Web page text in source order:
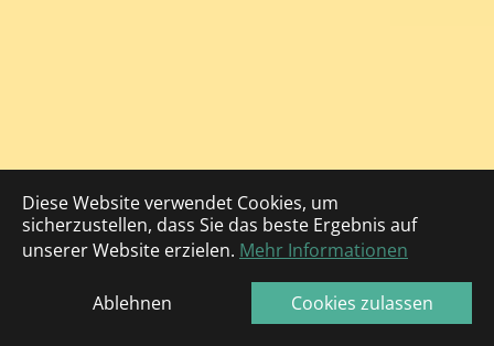
Diese Website verwendet Cookies, um
sicherzustellen, dass Sie das beste Ergebnis auf
unserer Website erzielen. Mehr Informationen
Ablehnen Cookies zulassen